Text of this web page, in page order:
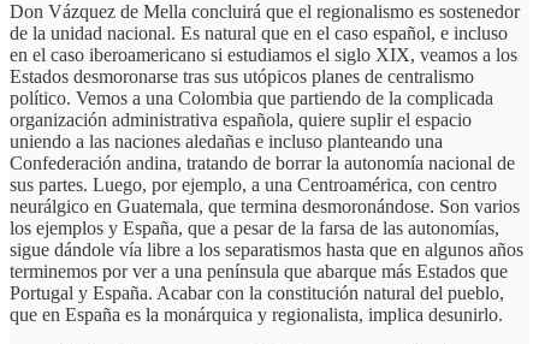
Don Vázquez de Mella concluirá que el regionalismo es sostenedor
de la unidad nacional. Es natural que en el caso español, e incluso
en el caso iberoamericano si estudiamos el siglo XIX, veamos a los
Estados desmoronarse tras sus utópicos planes de centralismo
político. Vemos a una Colombia que partiendo de la complicada
organización administrativa española, quiere suplir el espacio
uniendo a las naciones aledañas e incluso planteando una
Confederación andina, tratando de borrar la autonomía nacional de
sus partes. Luego, por ejemplo, a una Centroamérica, con centro
neurálgico en Guatemala, que termina desmoronándose. Son varios
los ejemplos y España, que a pesar de la farsa de las autonomías,
sigue dándole vía libre a los separatismos hasta que en algunos años
terminemos por ver a una península que abarque más Estados que
Portugal y España. Acabar con la constitución natural del pueblo,
que en España es la monárquica y regionalista, implica desunirlo.